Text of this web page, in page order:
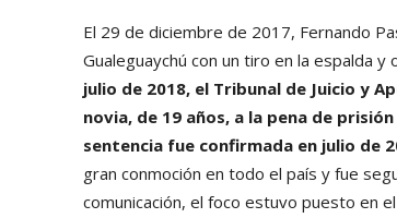
El 29 de diciembre de 2017, Fernando
Gualeguaychú con un tiro en la espalda
julio de 2018, el Tribunal de Juicio y
novia, de 19 años, a la pena de
sentencia fue confirmada en julio de
gran conmoción en todo el país y fue
comunicación, el foco estuvo puesto en el